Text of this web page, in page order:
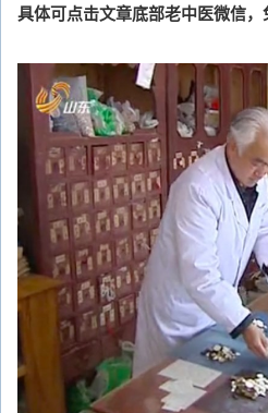
具体可点击文章底部老中医微信，